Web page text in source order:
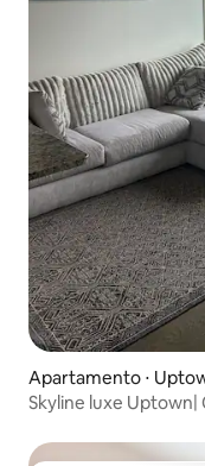
Apartamento ⋅
Skyline luxe Uptown|